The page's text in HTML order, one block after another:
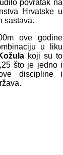
povratak na
Hrvatske u
sastava.
ove godine
u liku
koji su to
što je jedno i
discipline i